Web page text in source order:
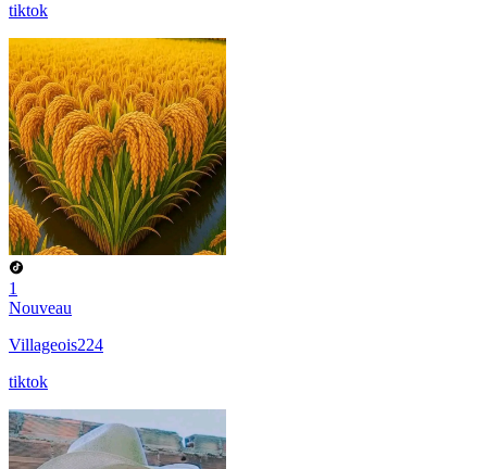
tiktok
1
Nouveau
Villageois224
tiktok